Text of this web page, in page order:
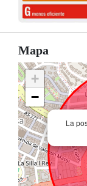
Mapa
La
+
−